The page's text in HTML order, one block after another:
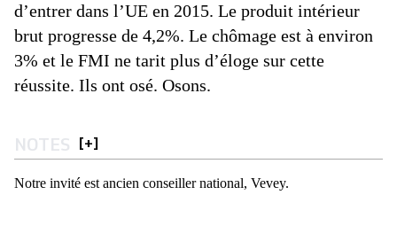
d’entrer dans l’UE en 2015. Le produit intérieur
brut progresse de 4,2%. Le chômage est à environ
3% et le FMI ne tarit plus d’éloge sur cette
réussite. Ils ont osé. Osons.
NOTES [+]
Notre invité est ancien conseiller national, Vevey.